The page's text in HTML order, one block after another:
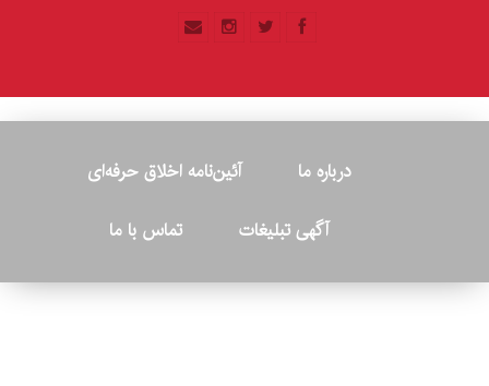
درباره ما
آئین‌نامه اخلاق حرفه‌ای
آگهی تبلیغات
تماس با ما